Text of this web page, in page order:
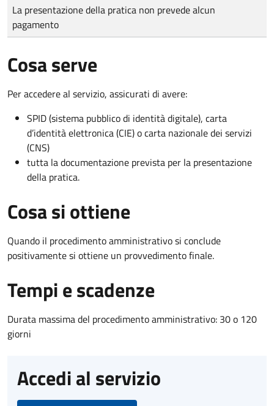
Tipo di pagamento
Importo
La presentazione della pratica non prevede alcun
pagamento
Cosa serve
Per accedere al servizio, assicurati di avere:
SPID (sistema pubblico di identità digitale), carta
d’identità elettronica (CIE) o carta nazionale dei servizi
(CNS)
tutta la documentazione prevista per la presentazione
della pratica.
Cosa si ottiene
Quando il procedimento amministrativo si conclude
positivamente si ottiene un provvedimento finale.
Tempi e scadenze
Durata massima del procedimento amministrativo: 30 o 120
giorni
Accedi al servizio